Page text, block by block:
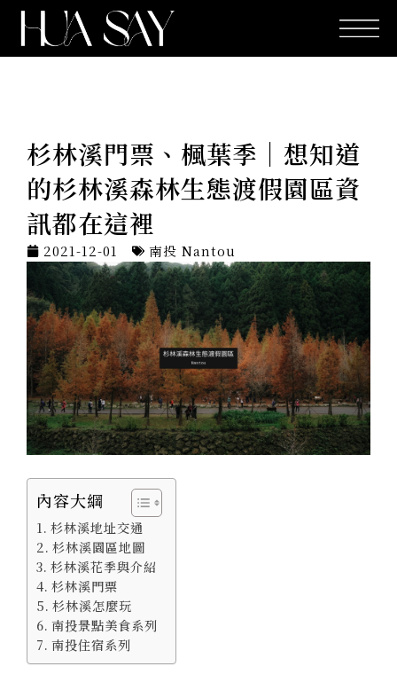
杉林溪門票、楓葉季｜想知道
的杉林溪森林生態渡假園區資
訊都在這裡
2021-12-01 南投 Nantou
內容大綱
杉林溪地址交通
杉林溪園區地圖
杉林溪花季與介紹
杉林溪門票
杉林溪怎麼玩
南投景點美食系列
南投住宿系列